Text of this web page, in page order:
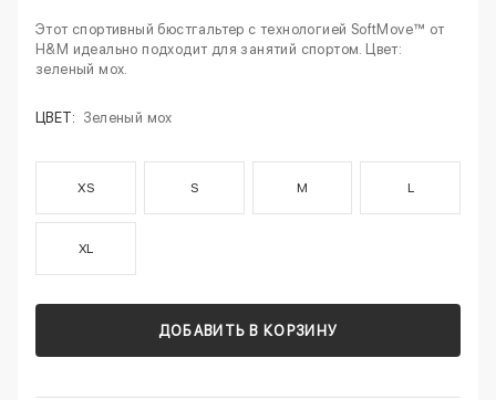
Этот спортивный бюстгальтер с технологией SoftMove™ от
H&M идеально подходит для занятий спортом. Цвет:
зеленый мох.
ЦВЕТ: Зеленый мох
XS S M L
XL
ДОБАВИТЬ В КОРЗИНУ